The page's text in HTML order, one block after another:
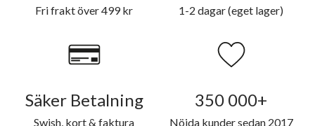
Fri frakt över 499 kr 1-2 dagar (eget lager)
Säker Betalning
Swish, kort & faktura
350 000+
Nöjda kunder sedan 2017